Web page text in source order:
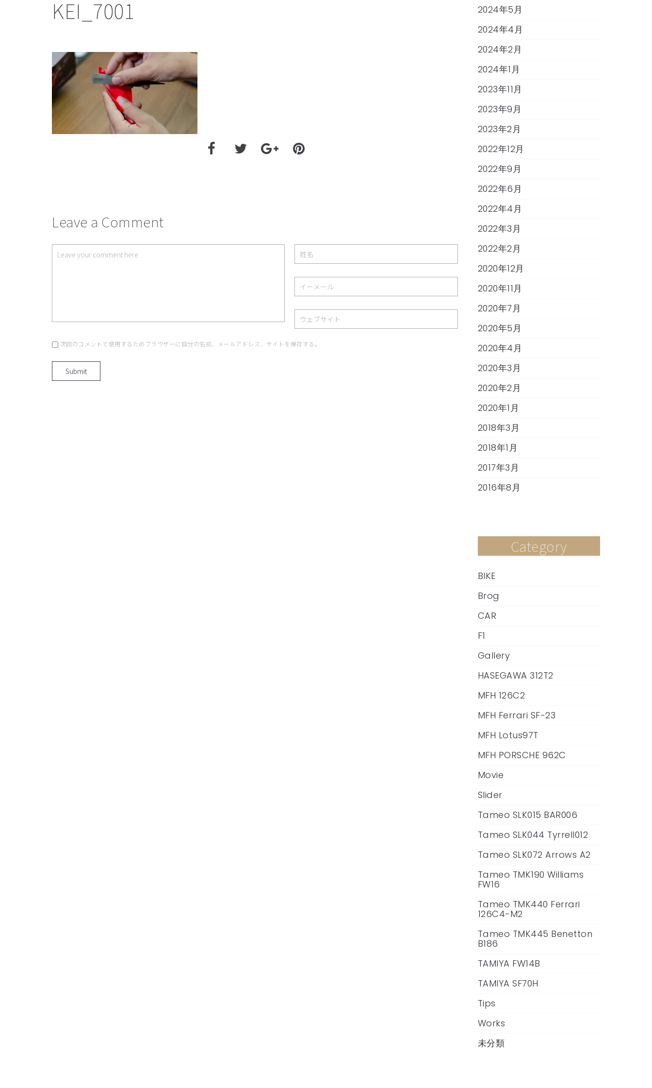
KEI_7001
Leave a Comment
次回のコメントで使用するためブラウザーに自分の名前、メールアドレス、サイトを保存する。
2024年5月
2024年4月
2024年2月
2024年1月
2023年11月
2023年9月
2023年2月
2022年12月
2022年9月
2022年6月
2022年4月
2022年3月
2022年2月
2020年12月
2020年11月
2020年7月
2020年5月
2020年4月
2020年3月
2020年2月
2020年1月
2018年3月
2018年1月
2017年3月
2016年8月
Category
BIKE
Brog
CAR
F1
Gallery
HASEGAWA 312T2
MFH 126C2
MFH Ferrari SF-23
MFH Lotus97T
MFH PORSCHE 962C
Movie
Slider
Tameo SLK015 BAR006
Tameo SLK044 Tyrrell012
Tameo SLK072 Arrows A2
Tameo TMK190 Williams
FW16
Tameo TMK440 Ferrari
126C4-M2
Tameo TMK445 Benetton
B186
TAMIYA FW14B
TAMIYA SF70H
Tips
Works
未分類